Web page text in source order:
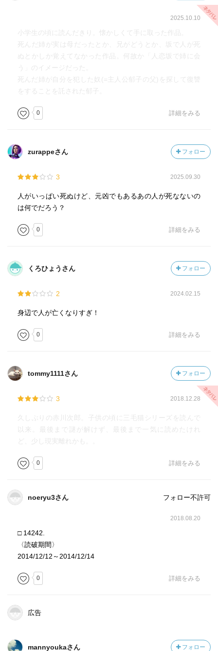
2025.10.10
小学生の頃に読んだきり。懐かしくて手に取った作品。
死んだ姉が実は母だったとか、兄がどうとか、坂で人が死
ぬとかしか覚えてなかった作品。何故か「人恋坂で姉に会
う」のイメージだった。
死んだ姉が自分を犯した奴(=主人公郁子の父)を探して復讐
をすることを託された郁子。
0 詳細をみる
zurappeさん フォロー
3 2025.09.30
人がいっぱい死ぬけど、元凶でもあるあの人が死なないの
は何でだろう？
0 詳細をみる
くろひょうさん フォロー
2 2024.02.15
身辺で人が亡くなりすぎ！
0 詳細をみる
tommy1111さん フォロー
3 2018.12.28
久しぶりの赤川次郎。子供の頃に三毛猫シリーズを読んで
以来。最後まで謎が解けず、最後まで一気に読めたけれ
ど、少し現実離れかも。。
0 詳細をみる
noeryu3さん フォロー不許可
2018.08.20
□ 14242.
〈読破期間〉
2014/12/12～2014/12/14
0 詳細をみる
広告
mannyoukaさん フォロー